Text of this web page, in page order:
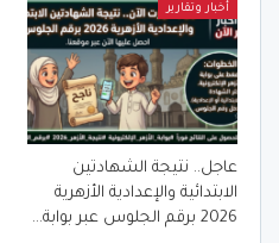
أخبار وتقارير
عاجل.. نتيجة الشهادتين
الابتدائية والإعدادية الأزهرية
2026 برقم الجلوس عبر بوابة…